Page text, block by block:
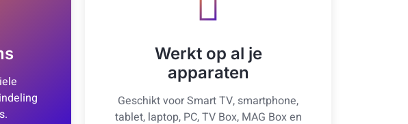
Werkt op al je
apparaten
Geschikt voor Smart TV, smartphone,
tablet, laptop, PC, TV Box, MAG Box en